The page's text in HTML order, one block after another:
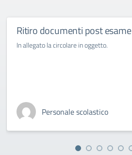
Ritiro documenti post esame
In allegato la circolare in oggetto.
Personale scolastico